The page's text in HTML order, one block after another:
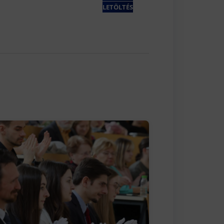
LETÖLTÉS